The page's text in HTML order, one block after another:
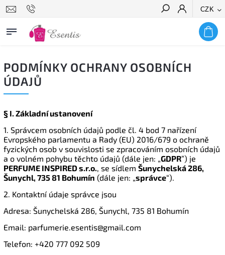
CZK
Hledat
PODMÍNKY OCHRANY OSOBNÍCH
ÚDAJŮ
§ I. Základní ustanovení
1. Správcem osobních údajů podle čl. 4 bod 7 nařízení
Evropského parlamentu a Rady (EU) 2016/679 o ochraně
fyzických osob v souvislosti se zpracováním osobních údajů
a o volném pohybu těchto údajů (dále jen: „GDPR”) je
PERFUME INSPIRED s.r.o., se sídlem Šunychelská 286,
Šunychl, 735 81 Bohumín (dále jen: „správce“).
2. Kontaktní údaje správce jsou
Adresa: Šunychelská 286, Šunychl, 735 81 Bohumín
Email: parfumerie.esentis@gmail.com
Telefon: +420 777 092 509